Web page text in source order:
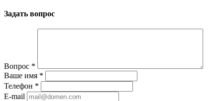
Задать вопрос
Вопрос *
Ваше имя *
Телефон *
E-mail